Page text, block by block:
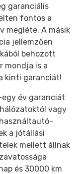
garanciális
fontos a
megléte. A másik
jellemzően
behozott
mondja is a
kinti garanciát!
év garanciát
vagy
a jótállási
mellett állnak
és 30000 km